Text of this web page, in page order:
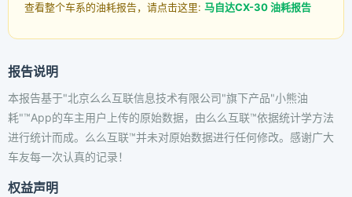
查看整个车系的油耗报告，请点击这里: 马自达CX-30 油耗报告
报告说明
本报告基于"北京么么互联信息技术有限公司"旗下产品"小熊油
耗"™App的车主用户上传的原始数据，由么么互联™依据统计学方法
进行统计而成。么么互联™并未对原始数据进行任何修改。感谢广大
车友每一次认真的记录！
权益声明